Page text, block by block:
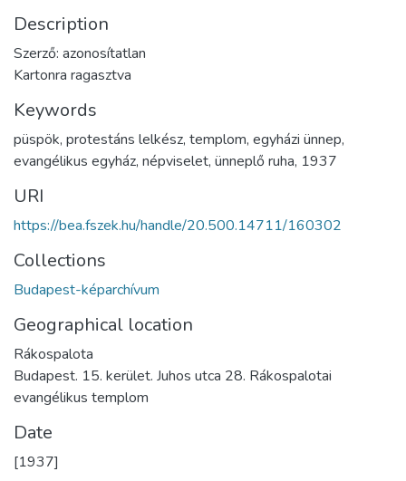
Description
Szerző: azonosítatlan
Kartonra ragasztva
Keywords
püspök, protestáns lelkész, templom, egyházi ünnep,
evangélikus egyház, népviselet, ünneplő ruha, 1937
URI
https://bea.fszek.hu/handle/20.500.14711/160302
Collections
Budapest-képarchívum
Geographical location
Rákospalota
Budapest. 15. kerület. Juhos utca 28. Rákospalotai
evangélikus templom
Date
[1937]